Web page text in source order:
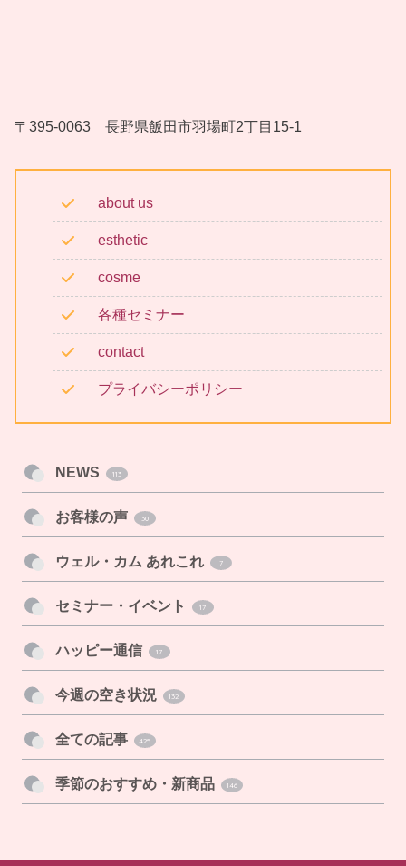
〒395-0063 長野県飯田市羽場町2丁目15-1
about us
esthetic
cosme
各種セミナー
contact
プライバシーポリシー
NEWS 113
お客様の声 30
ウェル・カム あれこれ 7
セミナー・イベント 17
ハッピー通信 17
今週の空き状況 132
全ての記事 425
季節のおすすめ・新商品 146